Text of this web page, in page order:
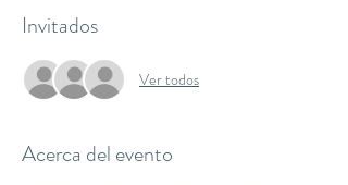
Invitados
Ver todos
Acerca del evento